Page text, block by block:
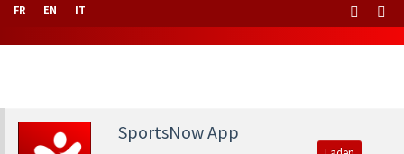
FR EN IT
SportsNow App